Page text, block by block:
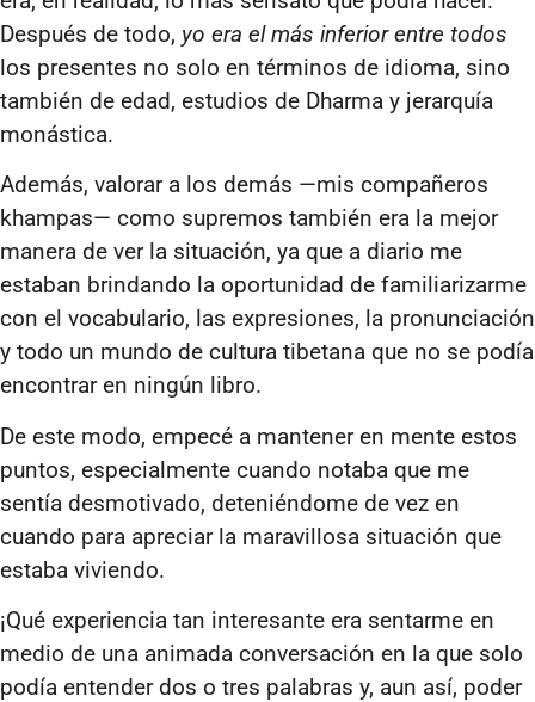
Después de todo, yo era el más inferior entre todos
los presentes no solo en términos de idioma, sino
también de edad, estudios de Dharma y jerarquía
monástica.
Además, valorar a los demás —mis compañeros
khampas— como supremos también era la mejor
manera de ver la situación, ya que a diario me
estaban brindando la oportunidad de familiarizarme
con el vocabulario, las expresiones, la pronunciación
y todo un mundo de cultura tibetana que no se podía
encontrar en ningún libro.
De este modo, empecé a mantener en mente estos
puntos, especialmente cuando notaba que me
sentía desmotivado, deteniéndome de vez en
cuando para apreciar la maravillosa situación que
estaba viviendo.
¡Qué experiencia tan interesante era sentarme en
medio de una animada conversación en la que solo
podía entender dos o tres palabras y, aun así, poder